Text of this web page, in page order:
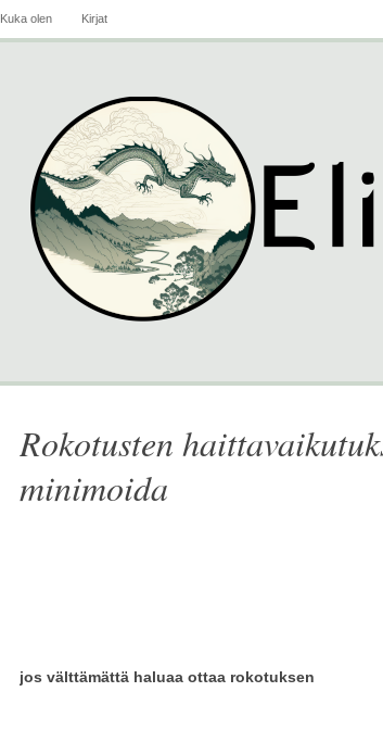
Kuka olen Kirjat
Rokotusten
minimoida
jos välttämättä haluaa ottaa rokotuksen